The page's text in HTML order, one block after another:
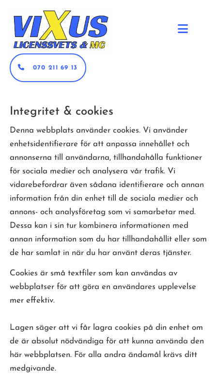
070 211 69 13
Integritet & cookies
Denna webbplats använder cookies. Vi använder
enhetsidentifierare för att anpassa innehållet och
annonserna till användarna, tillhandahålla funktioner
för sociala medier och analysera vår trafik. Vi
vidarebefordrar även sådana identifierare och annan
information från din enhet till de sociala medier och
annons- och analysföretag som vi samarbetar med.
Dessa kan i sin tur kombinera informationen med
annan information som du har tillhandahållit eller som
de har samlat in när du har använt deras tjänster.
Cookies är små textfiler som kan användas av
webbplatser för att göra en användares upplevelse
mer effektiv.
Lagen säger att vi får lagra cookies på din enhet om
de är absolut nödvändiga för att kunna använda den
här webbplatsen. För alla andra ändamål krävs ditt
medgivande.